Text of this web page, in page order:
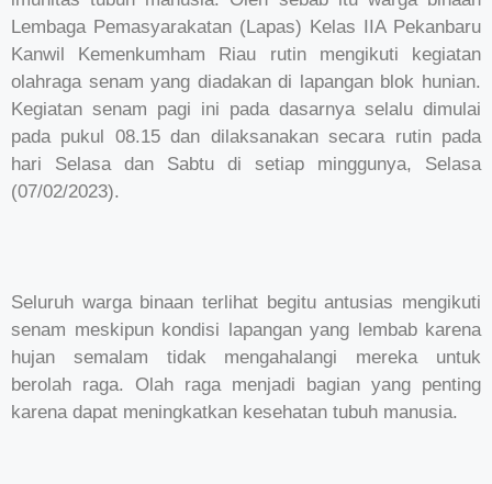
Lembaga Pemasyarakatan (Lapas) Kelas IIA Pekanbaru
Kanwil Kemenkumham Riau rutin mengikuti kegiatan
olahraga senam yang diadakan di lapangan blok hunian.
Kegiatan senam pagi ini pada dasarnya selalu dimulai
pada pukul 08.15 dan dilaksanakan secara rutin pada
hari Selasa dan Sabtu di setiap minggunya, Selasa
(07/02/2023).
Seluruh warga binaan terlihat begitu antusias mengikuti
senam meskipun kondisi lapangan yang lembab karena
hujan semalam tidak mengahalangi mereka untuk
berolah raga. Olah raga menjadi bagian yang penting
karena dapat meningkatkan kesehatan tubuh manusia.